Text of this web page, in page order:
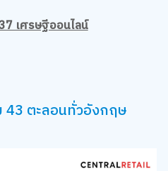
ตะลอนทั่วอังกฤษ